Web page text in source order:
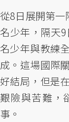
從8日展開第
名少年，隔天
名少年與教練
成。這場國際
好結局，但是
艱險與苦難，
事。